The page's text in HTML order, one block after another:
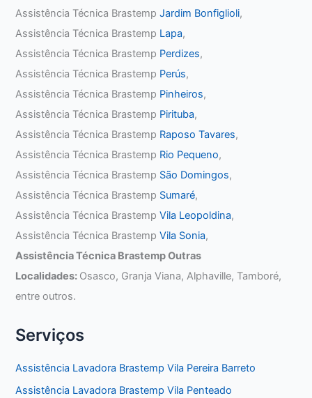
Assistência Técnica BrastempJardim Bonfiglioli,
Assistência Técnica Brastemp Lapa,
Assistência Técnica Brastemp Perdizes,
Assistência Técnica Brastemp Perús,
Assistência Técnica Brastemp Pinheiros,
Assistência Técnica Brastemp Pirituba,
Assistência Técnica Brastemp Raposo Tavares,
Assistência Técnica Brastemp Rio Pequeno,
Assistência Técnica Brastemp São Domingos,
Assistência Técnica Brastemp Sumaré,
Assistência Técnica BrastempVila Leopoldina,
Assistência Técnica BrastempVila Sonia,
Assistência Técnica Brastemp Outras
Localidades: Osasco, Granja Viana, Alphaville, Tamboré,
entre outros.
Serviços
Assistência Lavadora Brastemp Vila Pereira Barreto
Assistência Lavadora Brastemp Vila Penteado